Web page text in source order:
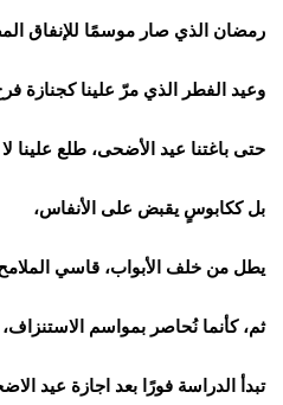
رمضان الذي صار موسمًا للإنفاق
وعيد الفطر الذي مرّ علينا كجنازة
حتى باغتنا عيد الأضحى، طلع علينا
بل ككابوسٍ يقبض على الأنفاس،
يطل من خلف الأبواب، قاسي
ثم، كأنما نُحاصر بمواسم الاستنزاف،
تبدأ الدراسة فورًا بعد اجازة عيد